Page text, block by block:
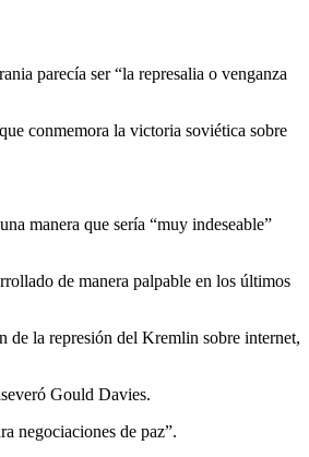
parecía ser “la represalia o venganza
conmemora la victoria soviética sobre
manera que sería “muy indeseable”
de manera palpable en los últimos
de la represión del Kremlin sobre internet,
Gould Davies.
negociaciones de paz”.